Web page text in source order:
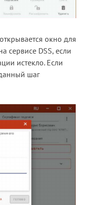
открывается окно для
сервисе DSS, если
истекло. Если
шаг